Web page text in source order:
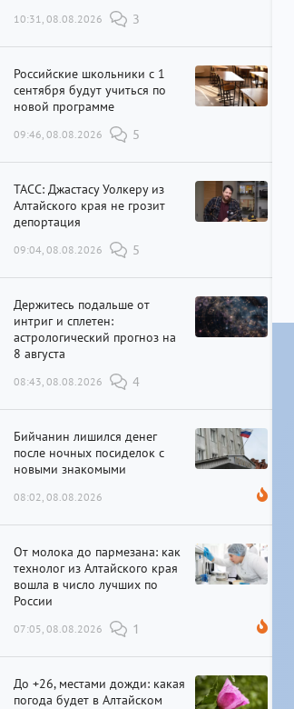
10:31, 08.08.2026 3
Российские школьники с 1
сентября будут учиться по
новой программе
09:46, 08.08.2026 5
ТАСС: Джастасу Уолкеру из
Алтайского края не грозит
депортация
09:04, 08.08.2026 5
Держитесь подальше от
интриг и сплетен:
астрологический прогноз на
8 августа
08:43, 08.08.2026 4
Бийчанин лишился денег
после ночных посиделок с
новыми знакомыми
08:02, 08.08.2026
От молока до пармезана: как
технолог из Алтайского края
вошла в число лучших по
России
07:05, 08.08.2026 1
До +26, местами дожди: какая
погода будет в Алтайском